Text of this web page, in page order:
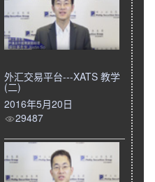
外汇交易平台---XATS 教学
(二)
2016年5月20日
29487